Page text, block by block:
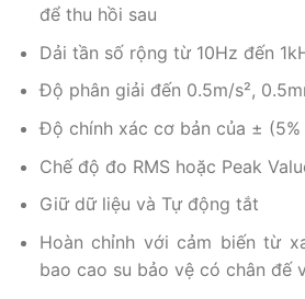
để thu hồi sau
Dải tần số rộng từ 10Hz đến
Độ phân giải đến 0.5m/s²,
Độ chính xác cơ bản của ±
Chế độ đo RMS hoặc Peak
Giữ dữ liệu và Tự động tắt
Hoàn chỉnh với cảm biến từ
bao cao su bảo vệ có chân đế